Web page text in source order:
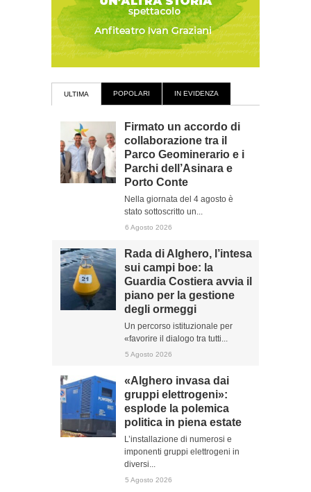
ULTIMA POPOLARI IN EVIDENZA
Firmato un accordo di
collaborazione tra il
Parco Geominerario e i
Parchi dell’Asinara e
Porto Conte
Nella giornata del 4 agosto è
stato sottoscritto un...
6 Agosto 2026
Rada di Alghero, l’intesa
sui campi boe: la
Guardia Costiera avvia il
piano per la gestione
degli ormeggi
Un percorso istituzionale per
«favorire il dialogo tra tutti...
5 Agosto 2026
«Alghero invasa dai
gruppi elettrogeni»:
esplode la polemica
politica in piena estate
L’installazione di numerosi e
imponenti gruppi elettrogeni in
diversi...
5 Agosto 2026